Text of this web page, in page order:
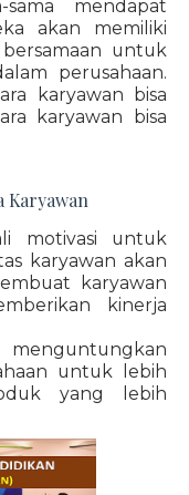
mendapat
akan memiliki
untuk
perusahaan.
karyawan bisa
karyawan bisa
Karyawan
motivasi untuk
karyawan akan
karyawan
kinerja
untuk lebih
yang lebih